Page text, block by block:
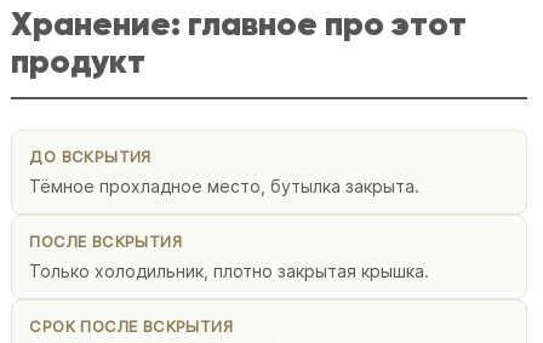
Хранение: главное про этот
продукт
ДО ВСКРЫТИЯ
Тёмное прохладное место, бутылка закрыта.
ПОСЛЕ ВСКРЫТИЯ
Только холодильник, плотно закрытая крышка.
СРОК ПОСЛЕ ВСКРЫТИЯ